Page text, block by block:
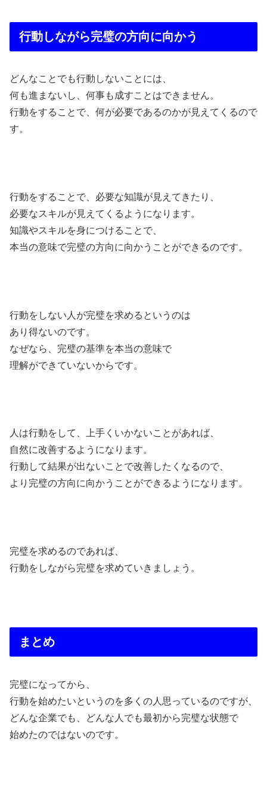
行動しながら完璧の方向に向かう
どんなことでも行動しないことには、
何も進まないし、何事も成すことはできません。
行動をすることで、何が必要であるのかが見えてくるので
す。
行動をすることで、必要な知識が見えてきたり、
必要なスキルが見えてくるようになります。
知識やスキルを身につけることで、
本当の意味で完璧の方向に向かうことができるのです。
行動をしない人が完璧を求めるというのは
あり得ないのです。
なぜなら、完璧の基準を本当の意味で
理解ができていないからです。
人は行動をして、上手くいかないことがあれば、
自然に改善するようになります。
行動して結果が出ないことで改善したくなるので、
より完璧の方向に向かうことができるようになります。
完璧を求めるのであれば、
行動をしながら完璧を求めていきましょう。
まとめ
完璧になってから、
行動を始めたいというのを多くの人思っているのですが、
どんな企業でも、どんな人でも最初から完璧な状態で
始めたのではないのです。